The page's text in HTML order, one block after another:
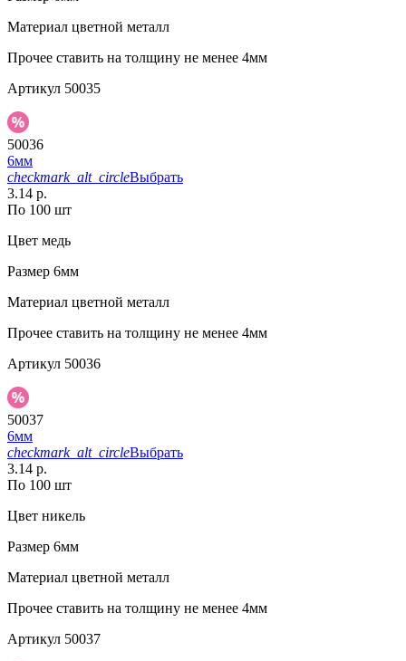
Материал цветной металл
Прочее ставить на толщину не менее 4мм
Артикул 50035
50036
6мм
checkmark_alt_circleВыбрать
3.14 р.
По 100 шт
Цвет медь
Размер 6мм
Материал цветной металл
Прочее ставить на толщину не менее 4мм
Артикул 50036
50037
6мм
checkmark_alt_circleВыбрать
3.14 р.
По 100 шт
Цвет никель
Размер 6мм
Материал цветной металл
Прочее ставить на толщину не менее 4мм
Артикул 50037